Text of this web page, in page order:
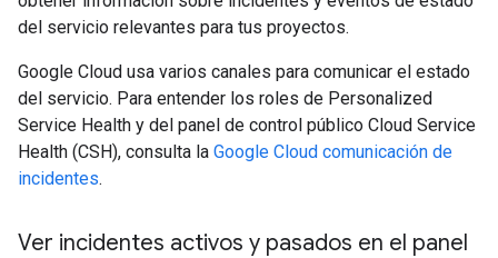
del servicio relevantes para tus proyectos.
Google Cloud usa varios canales para comunicar el estado
del servicio. Para entender los roles de Personalized
Service Health y del panel de control público Cloud Service
Health (CSH), consulta la Google Cloud comunicación de
incidentes.
Ver incidentes activos y pasados en el panel